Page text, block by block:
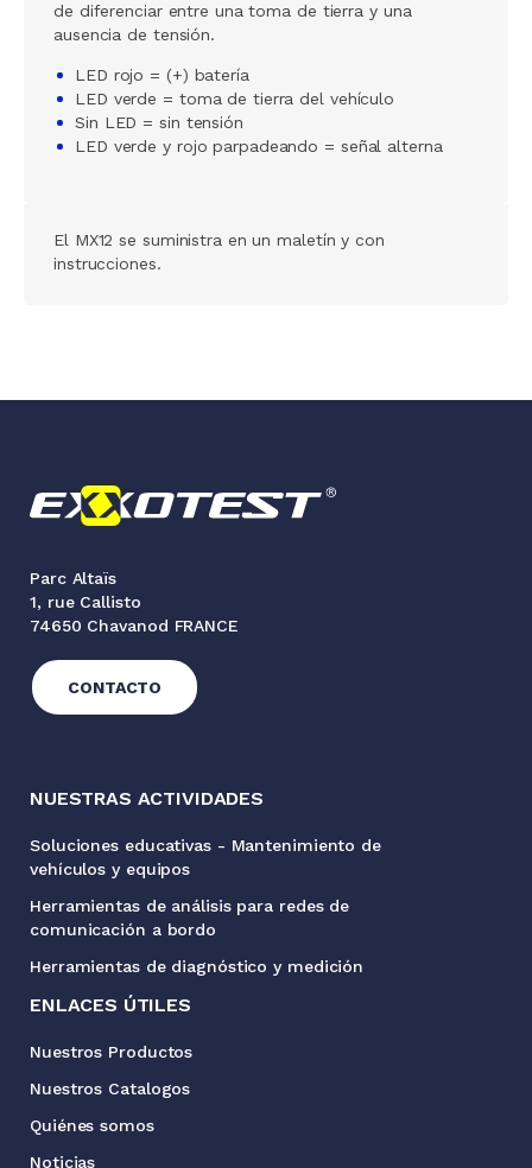
de diferenciar entre una toma de tierra y una
ausencia de tensión.
LED rojo = (+) batería
LED verde = toma de tierra del vehículo
Sin LED = sin tensión
LED verde y rojo parpadeando = señal alterna
El MX12 se suministra en un maletín y con
instrucciones.
Parc Altaïs
1, rue Callisto
74650 Chavanod FRANCE
CONTACTO
NUESTRAS ACTIVIDADES
Soluciones educativas - Mantenimiento de
vehículos y equipos
Herramientas de análisis para redes de
comunicación a bordo
Herramientas de diagnóstico y medición
ENLACES ÚTILES
Nuestros Productos
Nuestros Catalogos
Quiénes somos
Noticias